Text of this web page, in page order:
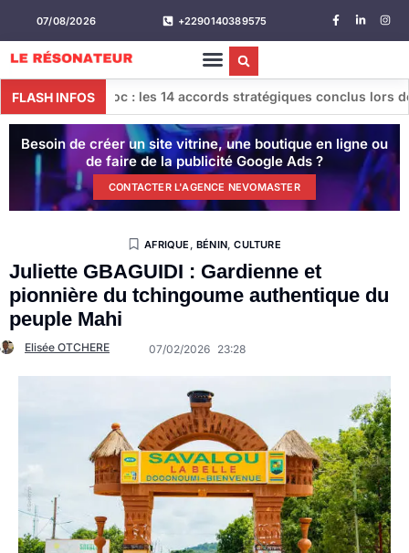
07/08/2026 +2290140389575
FLASH INFOS
: les 14 accords stratégiques conclus lors de la 7ᵉ
Besoin de créer un site vitrine, une boutique en ligne ou
de faire de la publicité Google Ads ?
CONTACTER L'AGENCE NEVOMASTER
AFRIQUE BÉNIN ,CULTURE
Juliette GBAGUIDI : Gardienne et
pionnière du tchingoume authentique du
peuple Mahi
Elisée OTCHERE 07/02/2026 23:28